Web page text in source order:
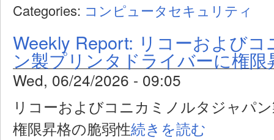
Categories: コンピュータセキュリティ
Weekly Report: リコーおよび
ン製プリンタドライバーに権限
Wed, 06/24/2026 - 09:05
リコーおよびコニカミノルタジャパ
権限昇格の脆弱性続きを読む